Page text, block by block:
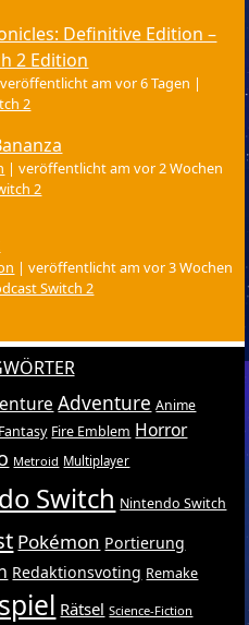
Definitive Edition –
2 Edition
veröffentlicht am vor 6 Tagen |
2
|veröffentlicht am vor 2 Wochen
2
|veröffentlicht am vor 3 Wochen
Switch 2
Adventure Anime
Fire Emblem Horror
Metroid Multiplayer
Switch Nintendo Switch
Pokémon Portierung
Redaktionsvoting Remake
Rätsel Science-Fiction